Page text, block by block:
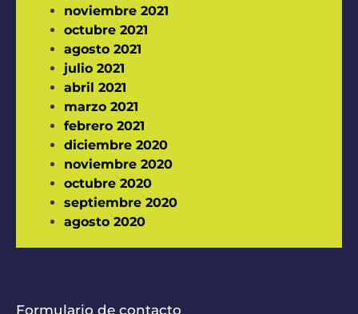
noviembre 2021
octubre 2021
agosto 2021
julio 2021
abril 2021
marzo 2021
febrero 2021
diciembre 2020
noviembre 2020
octubre 2020
septiembre 2020
agosto 2020
Formulario de contacto